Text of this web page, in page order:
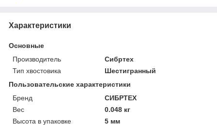
Характеристики
Основные
Производитель
Сибртех
Тип хвостовика
Шестигранный
Пользовательские характеристики
Бренд
СИБРТЕХ
Вес
0.048 кг
Высота в упаковке
5 мм